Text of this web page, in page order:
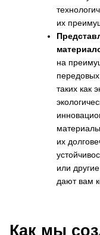
их
на
таких как
их
или
дают вам
следующая